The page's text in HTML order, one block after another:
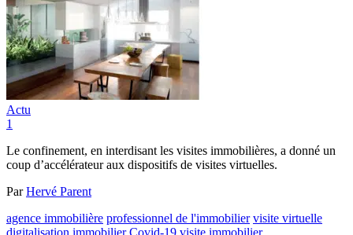
Actu
1
Le confinement, en interdisant les visites immobilières, a donné un
coup d’accélérateur aux dispositifs de visites virtuelles.
ParHervé Parent
agence immobilière professionnel de l'immobilier visite virtuelle
digitalisation immobilier Covid-19 visite immobilier